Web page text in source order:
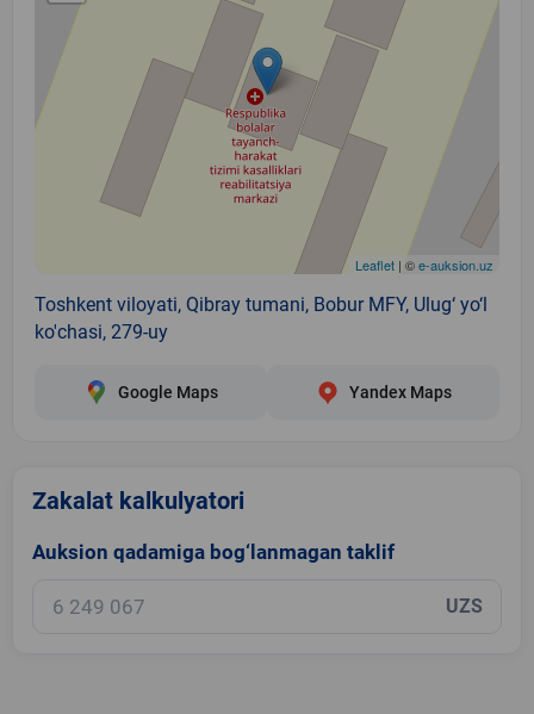
Leaflet | ©e-auksion.uz
Toshkent viloyati, Qibray tumani, Bobur MFY, Ulug‘ yo‘l
ko'chasi, 279-uy
Google Maps Yandex Maps
Zakalat kalkulyatori
Auksion qadamiga bog‘lanmagan taklif
UZS